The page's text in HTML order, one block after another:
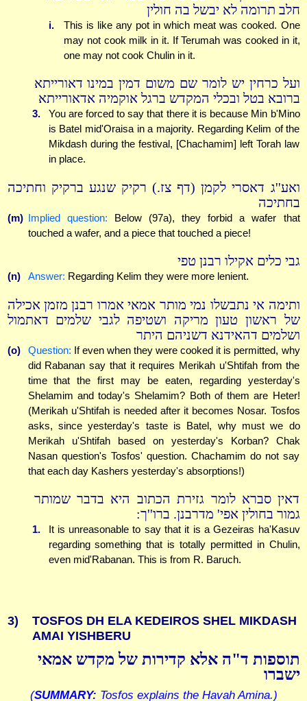
חלב תרומה לא יבשל בה חולין
i.
This is like any pot in which meat was cooked. One
may not cook milk in it. If Terumah was cooked in it,
one may not cook Chulin in it.
ועל כרחין יש לומר שם משום דמין במינו דאורייתא
ברובא בטל ובכלי המקדש ברגל אוקמיה אדאורייתא
3.
You are forced to say that there it is because Min b'Mino
is Batel mid'Oraisa in a majority. Regarding Kelim of the
Mikdash during the festival, [Chachamim] left Torah law
in place.
ואע''ג דאסרי לקמן (דף צז.) רקיק שנגע ברקיק וחתיכה
בחתיכה
(m) Implied question: Below (97a), they forbid a wafer that
touched a wafer, and a piece that touched a piece!
גבי כלים אקילו רבנן טפי
(n) Answer: Regarding Kelim they were more lenient.
ותימה אי נתבשלו נמי מותר אמאי אמרו רבנן מזמן אכילה
של ראשון טעון מריקה ושטיפה לגבי שלמים דאתמול
ושלמים דהאידנא דשניהם היתר
(o) Question: If even when they were cooked it is permitted, why
did Rabanan say that it requires Merikah u'Shtifah from the
time that the first may be eaten, regarding yesterday's
Shelamim and today's Shelamim? Both of them are Heter!
(Merikah u'Shtifah is needed after it becomes Nosar. Tosfos
asks, since yesterday's taste is Batel, why must we do
Merikah u'Shtifah based on yesterday's Korban? Chak
Nasan question's Tosfos' question. Chachamim do not say
that each day Kashers yesterday's absorptions!)
דאין סברא לומר גזירת הכתוב היא בדבר שמותר
גמור בחולין אפי' מדרבנן. ברו''ך:
1.
It is unreasonable to say that it is a Gezeiras ha'Kasuv
regarding something that is totally permitted in Chulin,
even mid'Rabanan. This is from R. Baruch.
3)
TOSFOS DH ELA KEDEIROS SHEL MIKDASH
AMAI YISHBERU
תוספות ד"ה אלא קדירות של מקדש אמאי
ישברו
(SUMMARY: Tosfos explains the Havah Amina.)